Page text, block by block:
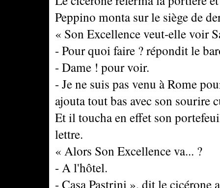
Peppino monta sur le siège de
« Son Excellence veut-elle voir
- Pour quoi faire ? répondit le
- Dame ! pour voir.
- Je ne suis pas venu à Rome
ajouta tout bas avec son sourire
Et il toucha en effet son
lettre.
« Alors Son Excellence va... ?
- A l'hôtel.
- Casa Pastrini », dit le cicérone